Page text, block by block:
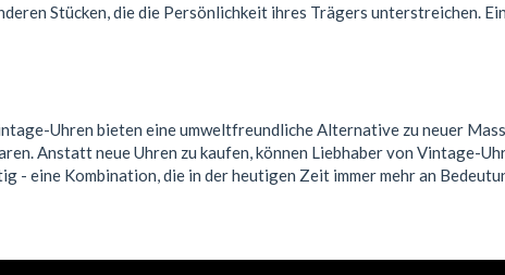
Stücken, die die Persönlichkeit ihres Trägers unterstreichen.
Uhren bieten eine umweltfreundliche Alternative zu neuer
Anstatt neue Uhren zu kaufen, können Liebhaber von Vintage-
- eine Kombination, die in der heutigen Zeit immer mehr an